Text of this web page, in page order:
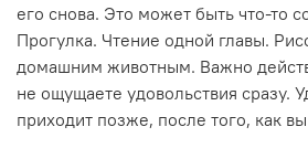
его снова. Это может быть что-то
Прогулка. Чтение одной главы.
домашним животным. Важно
не ощущаете удовольствия сразу.
приходит позже, после того, как